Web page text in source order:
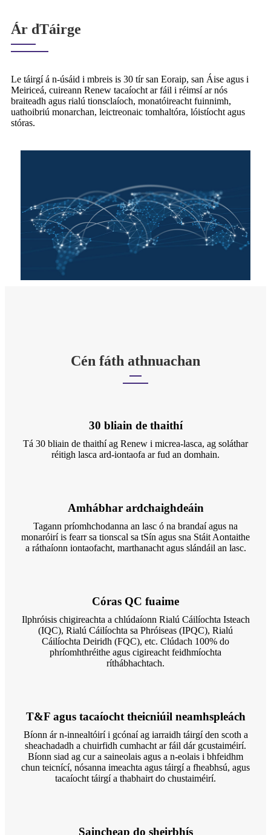
Ár dTáirge
Le táirgí á n-úsáid i mbreis is 30 tír san Eoraip, san Áise agus i
Meiriceá, cuireann Renew tacaíocht ar fáil i réimsí ar nós
braiteadh agus rialú tionsclaíoch, monatóireacht fuinnimh,
uathoibriú monarchan, leictreonaic tomhaltóra, lóistíocht agus
stóras.
Cén fáth athnuachan
30 bliain de thaithí
Tá 30 bliain de thaithí ag Renew i micrea-lasca, ag soláthar
réitigh lasca ard-iontaofa ar fud an domhain.
Amhábhar ardchaighdeáin
Tagann príomhchodanna an lasc ó na brandaí agus na
monaróirí is fearr sa tionscal sa tSín agus sna Stáit Aontaithe
a ráthaíonn iontaofacht, marthanacht agus slándáil an lasc.
Córas QC fuaime
Ilphróisis chigireachta a chlúdaíonn Rialú Cáilíochta Isteach
(IQC), Rialú Cáilíochta sa Phróiseas (IPQC), Rialú
Cáilíochta Deiridh (FQC), etc. Clúdach 100% do
phríomhthréithe agus cigireacht feidhmíochta
ríthábhachtach.
T&F agus tacaíocht theicniúil neamhspleách
Bíonn ár n-innealtóirí i gcónaí ag iarraidh táirgí den scoth a
sheachadadh a chuirfidh cumhacht ar fáil dár gcustaiméirí.
Bíonn siad ag cur a saineolais agus a n-eolais i bhfeidhm
chun teicnící, nósanna imeachta agus táirgí a fheabhsú, agus
tacaíocht táirgí a thabhairt do chustaiméirí.
Saincheap do sheirbhís